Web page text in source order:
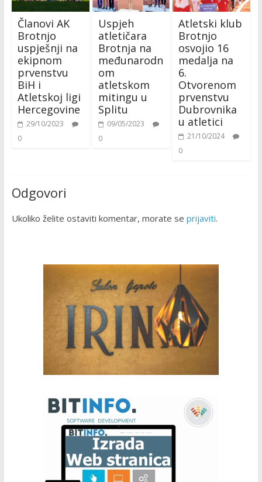
Članovi AK
Brotnjo
uspješnji na
ekipnom
prvenstvu
BiH i
Atletskoj ligi
Hercegovine
29/10/2023
0
Uspjeh
atletičara
Brotnja na
međunarodn
om
atletskom
mitingu u
Splitu
09/05/2023
0
Atletski klub
Brotnjo
osvojio 16
medalja na
6.
Otvorenom
prvenstvu
Dubrovnika
u atletici
21/10/2024
0
Odgovori
Ukoliko želite ostaviti komentar, morate se prijaviti.